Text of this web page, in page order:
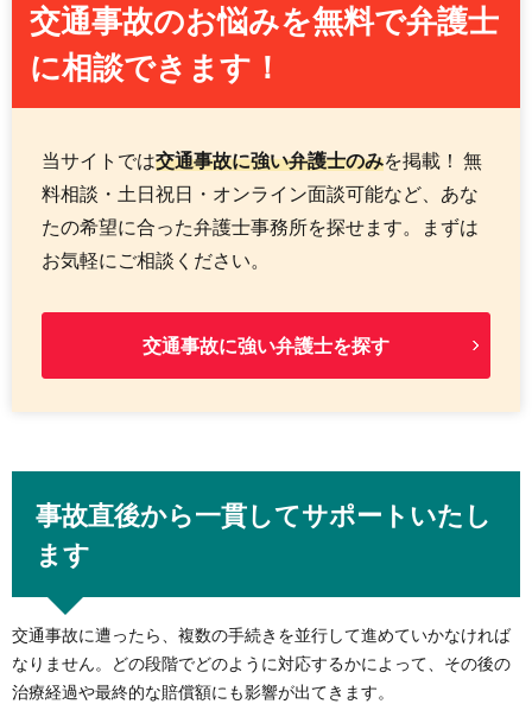
交通事故のお悩みを無料で弁護士
に相談できます！
当サイトでは交通事故に強い弁護士のみを掲載！ 無
料相談・土日祝日・オンライン面談可能など、あな
たの希望に合った弁護士事務所を探せます。まずは
お気軽にご相談ください。
交通事故に強い弁護士を探す
事故直後から一貫してサポートいたし
ます
交通事故に遭ったら、複数の手続きを並行して進めていかなければ
なりません。どの段階でどのように対応するかによって、その後の
治療経過や最終的な賠償額にも影響が出てきます。